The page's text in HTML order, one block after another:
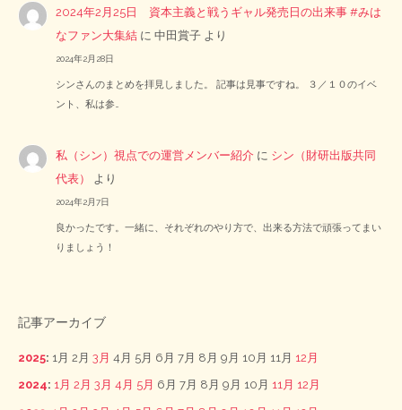
2024年2月25日 資本主義と戦うギャル発売日の出来事 #みは
なファン大集結 に中田賞子 より
2024年2月28日
シンさんのまとめを拝見しました。 記事は見事ですね。 ３／１０のイベ
ント、私は参…
私（シン）視点での運営メンバー紹介 に シン（財研出版共同
代表）
より
2024年2月7日
良かったです。一緒に、それぞれのやり方で、出来る方法で頑張ってまい
りましょう！
記事アーカイブ
2025: 1月 2月 3月 4月 5月 6月 7月 8月 9月 10月 11月 12月
2024: 1月 2月 3月 4月 5月 6月 7月 8月 9月 10月 11月 12月